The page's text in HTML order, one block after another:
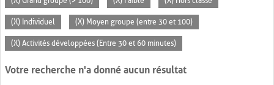
(X) Individuel (X) Moyen groupe (entre 30 et 100)
(X) Activités développées (Entre 30 et 60 minutes)
Votre recherche n'a donné aucun résultat